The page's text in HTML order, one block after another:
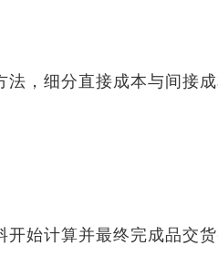
，细分直接成本与间接成
始计算并最终完成品交货